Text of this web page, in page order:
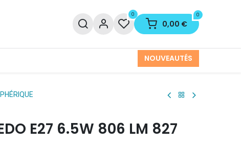
0 0
0,00 €
NOUVEAUTÉS
E27 6.5W 806 LM 827